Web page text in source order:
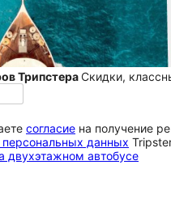
ТрипстераСкидки,
согласие на получение
персональных данных